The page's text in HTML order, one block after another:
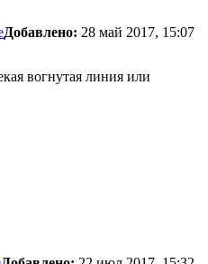
Добавлено: 28 май 2017, 15:07
вогнутая линия или